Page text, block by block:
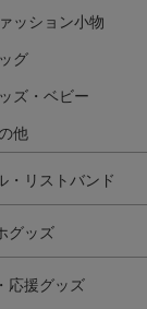
ッション小物
グ
ズ・ベビー
他
・リストバンド
グッズ
応援グッズ